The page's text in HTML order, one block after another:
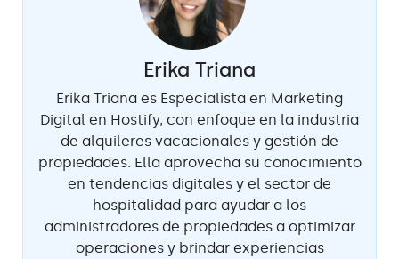
Erika Triana
Erika Triana es Especialista en Marketing
Digital en Hostify, con enfoque en la industria
de alquileres vacacionales y gestión de
propiedades. Ella aprovecha su conocimiento
en tendencias digitales y el sector de
hospitalidad para ayudar a los
administradores de propiedades a optimizar
operaciones y brindar experiencias